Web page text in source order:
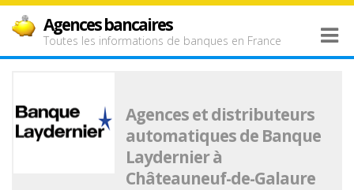
Agences bancaires
Toutes les informations de banques en France
Agences et distributeurs
automatiques de Banque
Laydernier à
Châteauneuf-de-Galaure